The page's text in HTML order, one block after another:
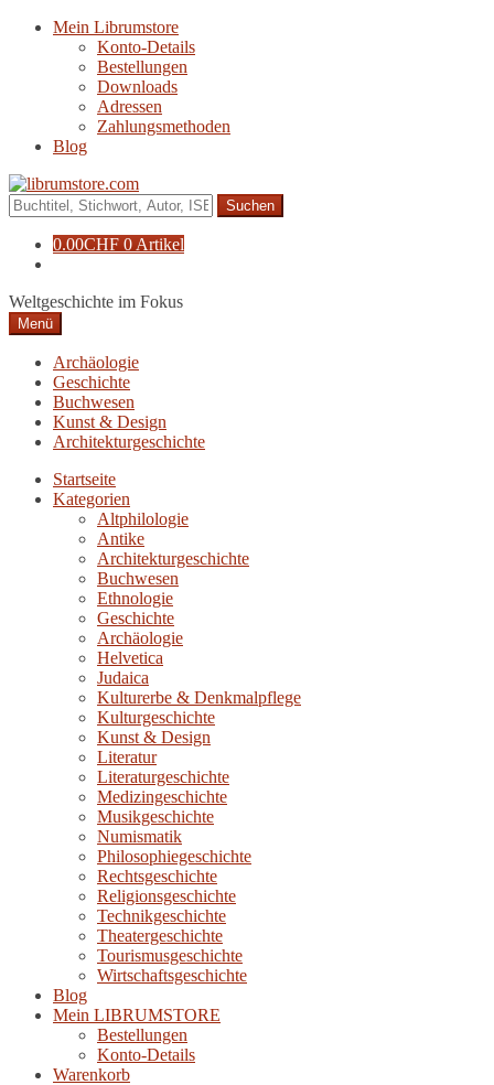
Navigation
Zum
Mein Librumstore
Konto-Details
Bestellungen
Downloads
Adressen
Zahlungsmethoden
Blog
Suche
nach:
0.00CHF 0 Artikel
Weltgeschichte im Fokus
Menü
Archäologie
Geschichte
Buchwesen
Kunst & Design
Architekturgeschichte
Startseite
Kategorien
Altphilologie
Antike
Architekturgeschichte
Buchwesen
Ethnologie
Geschichte
Archäologie
Helvetica
Judaica
Kulturerbe & Denkmalpflege
Kulturgeschichte
Kunst & Design
Literatur
Literaturgeschichte
Medizingeschichte
Musikgeschichte
Numismatik
Philosophiegeschichte
Rechtsgeschichte
Religionsgeschichte
Technikgeschichte
Theatergeschichte
Tourismusgeschichte
Wirtschaftsgeschichte
Blog
Mein LIBRUMSTORE
Bestellungen
Konto-Details
Warenkorb